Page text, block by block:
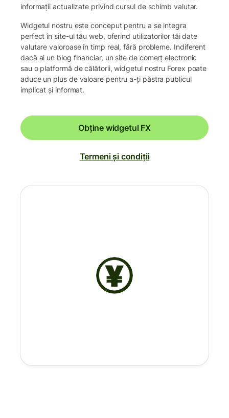
informații actualizate privind cursul de schimb valutar.
Widgetul nostru este conceput pentru a se integra
perfect în site-ul tău web, oferind utilizatorilor tăi date
valutare valoroase în timp real, fără probleme. Indiferent
dacă ai un blog financiar, un site de comerț electronic
sau o platformă de călătorii, widgetul nostru Forex poate
aduce un plus de valoare pentru a-ți păstra publicul
implicat și informat.
Obține widgetul FX
Termeni și condiții